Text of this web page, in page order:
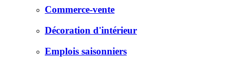
Commerce-vente
Décoration d'intérieur
Emplois saisonniers